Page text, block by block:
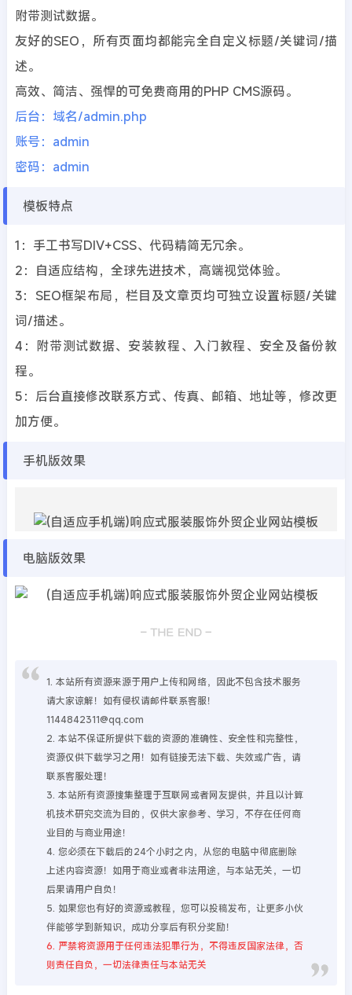
附带测试数据。
友好的SEO，所有页面均都能完全自定义标题/关键词/描
述。
高效、简洁、强悍的可免费商用的PHP CMS源码。
后台：域名/admin.php
账号：admin
密码：admin
模板特点
1：手工书写DIV+CSS、代码精简无冗余。
2：自适应结构，全球先进技术，高端视觉体验。
3：SEO框架布局，栏目及文章页均可独立设置标题/关键
词/描述。
4：附带测试数据、安装教程、入门教程、安全及备份教
程。
5：后台直接修改联系方式、传真、邮箱、地址等，修改更
加方便。
手机版效果
电脑版效果
1. 本站所有资源来源于用户上传和网络，因此不包含技术服务
请大家谅解！如有侵权请邮件联系客服！
1144842311@qq.com
2. 本站不保证所提供下载的资源的准确性、安全性和完整性，
资源仅供下载学习之用！如有链接无法下载、失效或广告，请
联系客服处理！
3. 本站所有资源搜集整理于互联网或者网友提供，并且以计算
机技术研究交流为目的，仅供大家参考、学习，不存在任何商
业目的与商业用途！
4. 您必须在下载后的24个小时之内，从您的电脑中彻底删除
上述内容资源！如用于商业或者非法用途，与本站无关，一切
后果请用户自负！
5. 如果您也有好的资源或教程，您可以投稿发布，让更多小伙
伴能够学到新知识，成功分享后有积分奖励！
6. 严禁将资源用于任何违法犯罪行为，不得违反国家法律，否
则责任自负，一切法律责任与本站无关